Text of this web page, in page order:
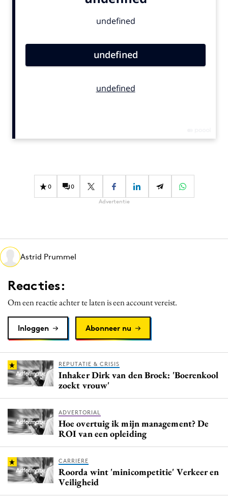
Gedragsverandering
Influencer marketing
Media
Merkstrategie
PR
Programmatic
Purpose Marketing
Reputatie & crisis
0 0
Advertentie
Astrid Prummel
Reacties:
Om een reactie achter te laten is een account vereist.
Inloggen Abonneer nu
REPUTATIE & CRISIS
Inhaker Dirk van den Broek: 'Boerenkool
zoekt vrouw'
ADVERTORIAL
Hoe overtuig ik mijn management? De
ROI van een opleiding
CARRIERE
Roorda wint 'minicompetitie' Verkeer en
Veiligheid